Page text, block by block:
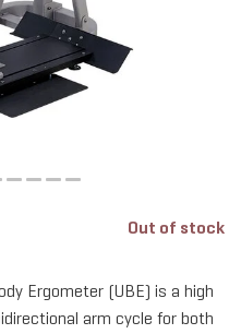
ALL
Out of stock
Ergometer (UBE) is a high
arm cycle for both